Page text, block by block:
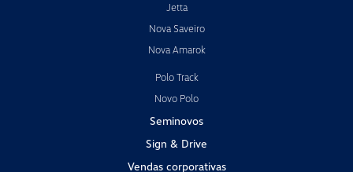
Jetta
Nova Saveiro
Nova Amarok
Polo Track
Novo Polo
Seminovos
Sign & Drive
Vendas corporativas